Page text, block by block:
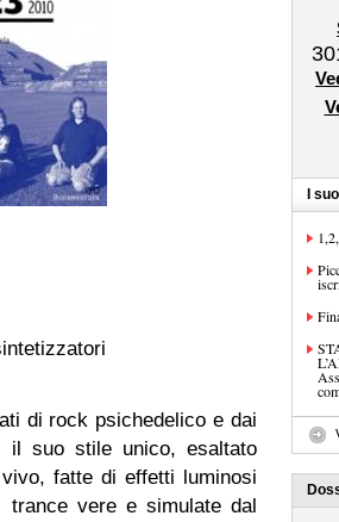
di rock psichedelico e dai
il suo stile unico, esaltato
fatte di effetti luminosi
trance vere e simulate dal
I